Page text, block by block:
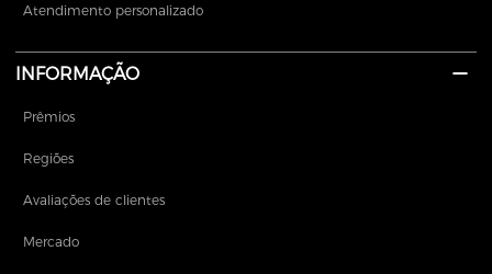
Atendimento personalizado
INFORMAÇÃO
Prêmios
Regiões
Avaliações de clientes
Mercado